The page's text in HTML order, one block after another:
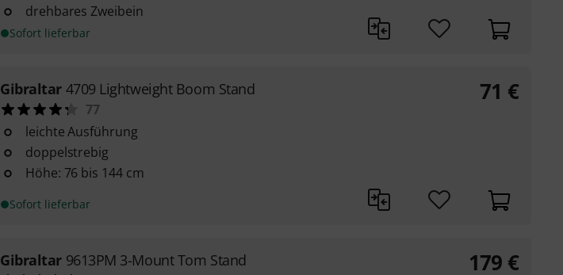
drehbares Zweibein
Sofort lieferbar
Gibraltar 4709 Lightweight Boom Stand
77
leichte Ausführung
doppelstrebig
Höhe: 76 bis 144 cm
Sofort lieferbar
71 €
Gibraltar 9613PM 3-Mount Tom Stand 179 €